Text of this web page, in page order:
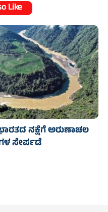
Like
ನಕ್ಷೆಗೆ ಅರುಣಾಚಲ
ಸೇರ್ಪಡೆ